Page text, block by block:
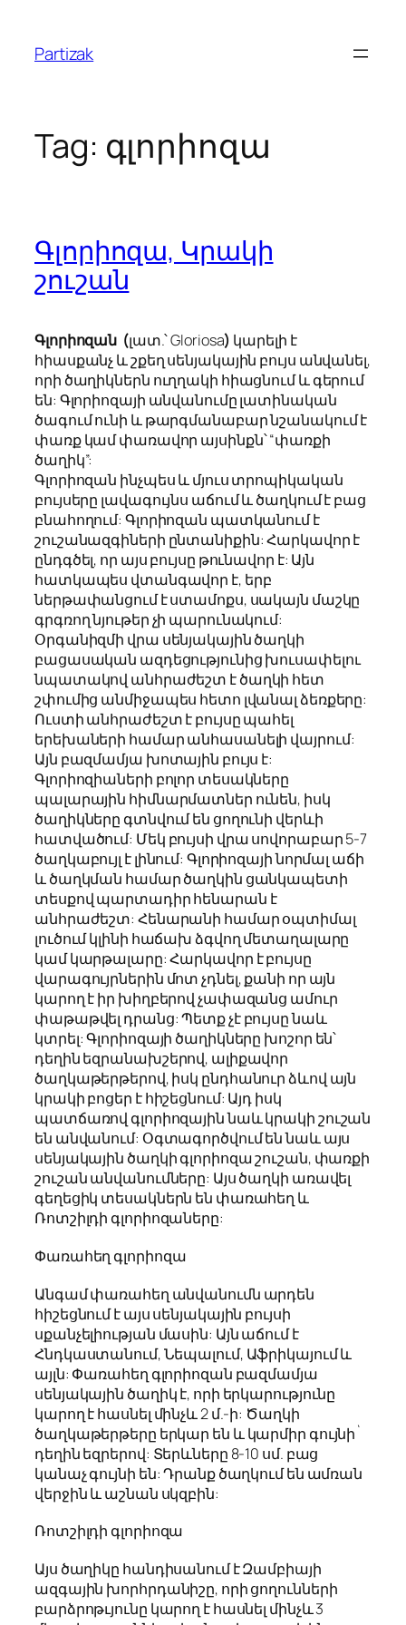
content
Partizak
Tag: գլորիոզա
Գլորիոզա, Կրակի
շուշան
Գլորիոզան (լատ.՝Gloriosa) կարելի է
հիասքանչ և շքեղ սենյակային բույս անվանել,
որի ծաղիկներն ուղղակի հիացնում և գերում
են: Գլորիոզայի անվանումը լատինական
ծագում ունի և թարգմանաբար նշանակում է
փառք կամ փառավոր այսինքն՝ “փառքի
ծաղիկ”:
Գլորիոզան ինչպես և մյուս տրոպիկական
բույսերը լավագույնս աճում և ծաղկում է բաց
բնահողում: Գլորիոզան պատկանում է
շուշանազգիների ընտանիքին: Հարկավոր է
ընդգծել, որ այս բույսը թունավոր է: Այն
հատկապես վտանգավոր է, երբ
ներթափանցում է ստամոքս, սակայն մաշկը
գրգռող նյութեր չի պարունակում:
Օրգանիզմի վրա սենյակային ծաղկի
բացասական ազդեցությունից խուսափելու
նպատակով անհրաժեշտ է ծաղկի հետ
շփումից անմիջապես հետո լվանալ ձեռքերը:
Ուստի անհրաժեշտ է բույսը պահել
երեխաների համար անհասանելի վայրում:
Այն բազմամյա խոտային բույս է:
Գլորիոզիաների բոլոր տեսակները
պալարային հիմնարմատներ ունեն, իսկ
ծաղիկները գտնվում են ցողունի վերևի
հատվածում: Մեկ բույսի վրա սովորաբար 5-7
ծաղկաբույլ է լինում: Գլորիոզայի նորմալ աճի
և ծաղկման համար ծաղկին ցանկապետի
տեսքով պարտադիր հենարան է
անհրաժեշտ: Հենարանի համար օպտիմալ
լուծում կլինի հաճախ ձգվող մետաղալարը
կամ կարթալարը: Հարկավոր է բույսը
վարագույրներին մոտ չդնել, քանի որ այն
կարող է իր խիղբերով չափազանց ամուր
փաթաթվել դրանց: Պետք չէ բույսը նաև
կտրել: Գլորիոզայի ծաղիկները խոշոր են՝
դեղին եզրանախշերով, ալիքավոր
ծաղկաթերթերով, իսկ ընդհանուր ձևով այն
կրակի բոցեր է հիշեցնում: Այդ իսկ
պատճառով գլորիոզային նաև կրակի շուշան
են անվանում: Օգտագործվում են նաև այս
սենյակային ծաղկի գլորիոզա շուշան, փառքի
շուշան անվանումները: Այս ծաղկի առավել
գեղեցիկ տեսակներն են փառահեղ և
Ռոտշիլդի գլորիոզաները:
Փառահեղ գլորիոզա
Անգամ փառահեղ անվանումն արդեն
հիշեցնում է այս սենյակային բույսի
սքանչելիության մասին: Այն աճում է
Հնդկաստանում, Նեպալում, Աֆրիկայում և
այլն: Փառահեղ գլորիոզան բազմամյա
սենյակային ծաղիկ է, որի երկարությունը
կարող է հասնել մինչև 2 մ.-ի: Ծաղկի
ծաղկաթերթերը երկար են և կարմիր գույնի`
դեղին եզրերով: Տերևները 8-10 սմ. բաց
կանաչ գույնի են: Դրանք ծաղկում են ամռան
վերջին և աշնան սկզբին:
Ռոտշիլդի գլորիոզա
Այս ծաղիկը հանդիսանում է Զամբիայի
ազգային խորհրդանիշը, որի ցողունների
բարձրոթւյունը կարող է հասնել մինչև 3